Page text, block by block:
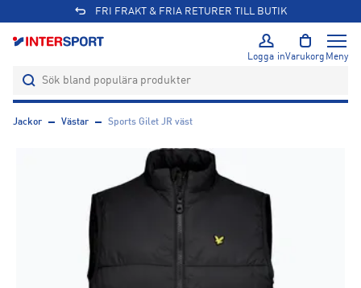
FRI FRAKT & FRIA RETURER TILL BUTIK
Logga inVarukorg Meny
Jackor Västar Sports Gilet JR väst